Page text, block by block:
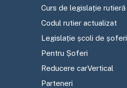
Curs de legislație rutieră
Codul rutier actualizat
Legislație școli de șoferi
Pentru Șoferi
Reducere carVertical
Parteneri